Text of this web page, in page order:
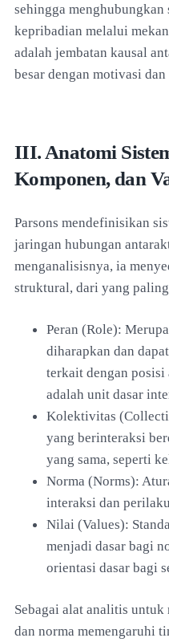
sehingga menghubungkan
kepribadian melalui
adalah jembatan kausal
besar dengan motivasi
III. Anatomi
Komponen, dan
Parsons mendefinisikan
jaringan hubungan
menganalisisnya, ia
struktural, dari yang
Peran (Role):
diharapkan dan
terkait dengan posisi
adalah unit dasar
Kolektivitas
yang berinteraksi
yang sama, seperti
Norma (Norms):
interaksi dan
Nilai (Values):
menjadi dasar bagi
orientasi dasar bagi
Sebagai alat analitis
dan norma memengaruhi